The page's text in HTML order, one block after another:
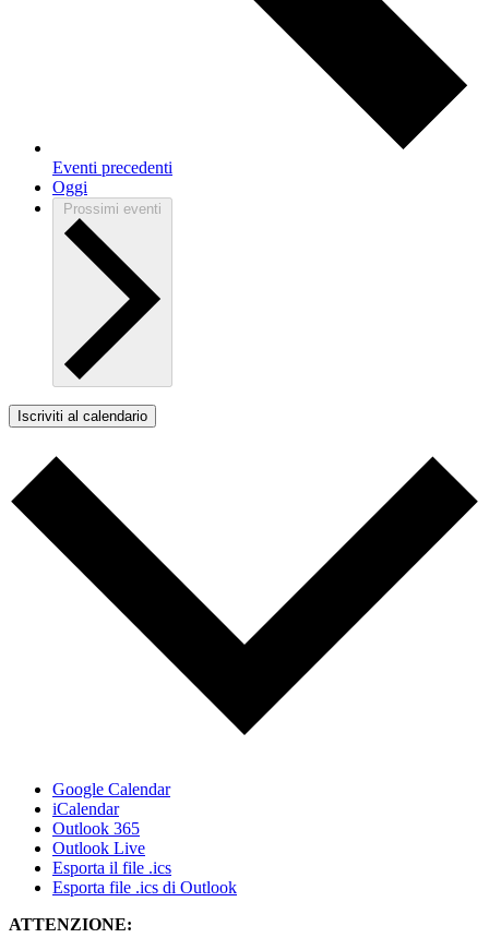
Eventi precedenti
Oggi
Prossimi eventi
Iscriviti al calendario
Google Calendar
iCalendar
Outlook 365
Outlook Live
Esporta il file .ics
Esporta file .ics di Outlook
ATTENZIONE: